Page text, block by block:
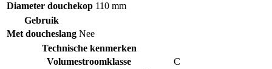
Diameter douchekop 110 mm
Gebruik
Met doucheslang Nee
Technische kenmerken
Volumestroomklasse
C